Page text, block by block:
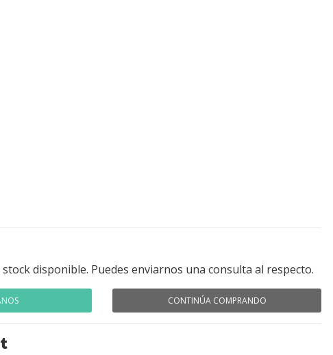
disponible. Puedes enviarnos una consulta al respecto.
CONTINÚA COMPRANDO